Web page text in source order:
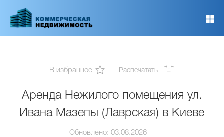
основному
В избранное Распечатать
Аренда Нежилого помещения ул.
Ивана Мазепы (Лаврская) в Киеве
Обновлено: 03.08.2026